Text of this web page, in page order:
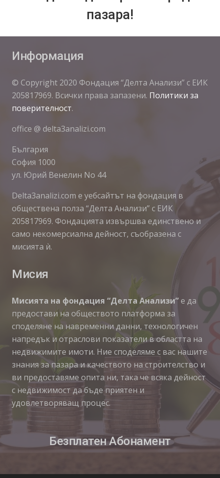
пазара!
Информация
© Copyright 2020 Фондация “Делта Анализи” с ЕИК
205817969. Всички права запазени. Политики за
поверителност.
office @ delta3analizi.com
България
София 1000
ул. Юрий Венелин No 44
Delta3analizi.com e уебсайтът на фондация в
обществена полза “Делта Анализи” с ЕИК
205817969. Фондацията извършва единствено и
само некомерсиална дейност, съобразена с
мисията ѝ.
Мисия
Мисията на фондация “Делта Анализи”е да
предостави на обществото платформа за
споделяне на навременни данни, технологичен
напредък и отраслови показатели в областта на
недвижимите имоти. Ние споделяме с вас нашите
знания за пазара и качеството на строителство и
ви предоставяме опита ни, така че всяка дейност
с недвижимост да бъде приятен и
удовлетворяващ процес.
Безплатен Абонамент